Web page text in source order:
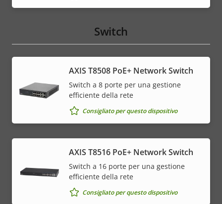
Switch
AXIS T8508 PoE+ Network Switch
Switch a 8 porte per una gestione
efficiente della rete
Consigliato per questo dispositivo
AXIS T8516 PoE+ Network Switch
Switch a 16 porte per una gestione
efficiente della rete
Consigliato per questo dispositivo